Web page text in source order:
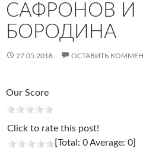
САФРОНОВ И
БОРОДИНА
27.05.2018 ОСТАВИТЬ
Our Score
Click to rate this post!
[Total: 0 Average: 0]